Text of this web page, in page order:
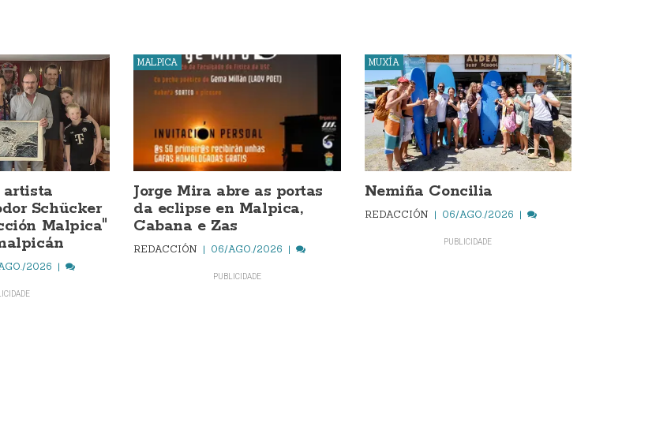
Schücker
Malpica"
2026
MALPICA
Jorge Mira abre as portas
da eclipse en Malpica,
Cabana e Zas
REDACCIÓN 06/AGO./2026
MUXÍA
Nemiña Concilia
REDACCIÓN 06/AGO./2026